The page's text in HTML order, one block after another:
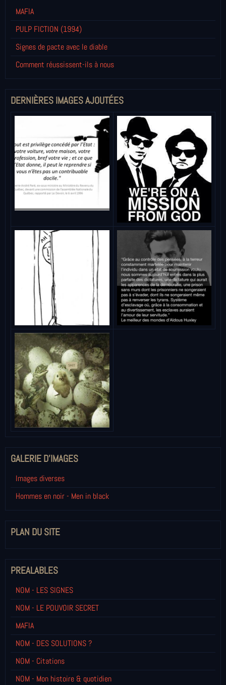
MAFIA
PULP FICTION (1994)
Signes de pacte avec le diable
Comment réussissent-ils à nous
DERNIÈRES IMAGES AJOUTÉES
GALERIE D'IMAGES
Images diverses
Hommes en noir - Men in black
PLAN DU SITE
PREALABLES
NOM - LES SIGNES
NOM - LE POUVOIR SECRET
MAFIA
NOM - DES SOLUTIONS ?
NOM - Citations
NOM - Mon histoire & quotidien